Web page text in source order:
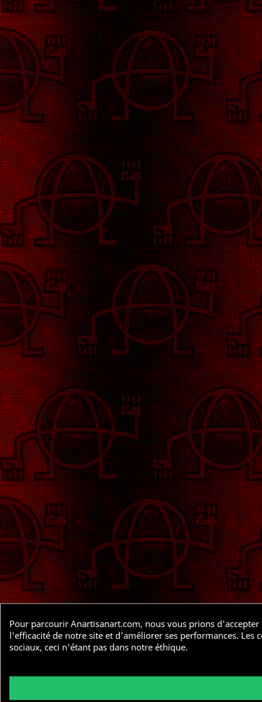
Pour parcourir Anartisanart.com, nous vous prions
l'efficacité de notre site et d'améliorer ses performances. Les
sociaux, ceci n'étant pas dans notre éthique.